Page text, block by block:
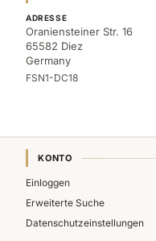
ADRESSE
Oraniensteiner Str. 16
65582 Diez
Germany
FSN1-DC18
KONTO
Einloggen
Erweiterte Suche
Datenschutzeinstellungen